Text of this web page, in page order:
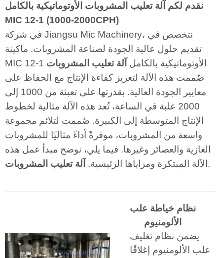
نقدم لكم آلة تعليب المشروبات الأوتوماتيكية بالكامل
MIC 12-1 (1000-2000CPH)
في شركة Jiangsu Mic Machinery، نتخصص في
تقديم حلول عالية الجودة لصناعة المشروبات. ماكينة
MIC 12-1 الأوتوماتيكية بالكامل آلة تعليب المشروبات
صُممت هذه الآلة لتعزيز كفاءة الإنتاج مع الحفاظ على
معايير الجودة العالية. بقدرتها على تعبئة من 1000 إلى
2000 علبة في الساعة، تُعد هذه الآلة مثالية لخطوط
الإنتاج المتوسطة إلى الكبيرة. صُممت لتلائم مجموعة
واسعة من المشروبات، موفرةً أداءً مثاليًا للمشروبات
الغازية والعصائر وغيرها. فيما يلي، نوضح مبدأ عمل هذه
الآلة المبتكرة ومزاياها الرئيسية. آلة تعليب المشروبات .
نظام خياطة علب
الألومنيوم
يضمن نظام تغليف
علب الألومنيوم إغلاقًا